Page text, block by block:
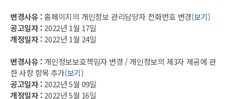
변경사유 :홈페이지의 개인정보 관리담당자 전화번호 변경(보기)
공고일자 : 2022년 1월 17일
개정일자 : 2022년 1월 24일
변경사유 : 개인정보보호책임자 변경 / 개인정보의 제3자 제공에 관
한 사항 항목 추가(보기)
공고일자 : 2022년 5월 09일
개정일자 : 2022년 5월 16일